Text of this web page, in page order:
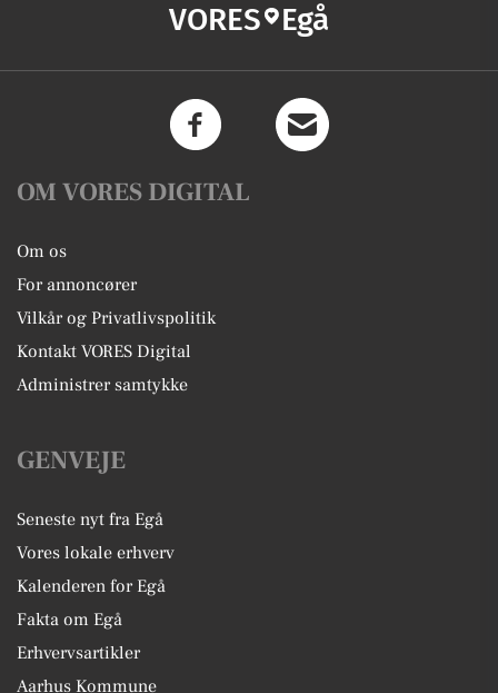
VORES Egå
OM VORES DIGITAL
Om os
For annoncører
Vilkår og Privatlivspolitik
Kontakt VORES Digital
Administrer samtykke
GENVEJE
Seneste nyt fra Egå
Vores lokale erhverv
Kalenderen for Egå
Fakta om Egå
Erhvervsartikler
Aarhus Kommune